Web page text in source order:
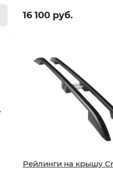
16 100 руб.
Рейлинги на крышу